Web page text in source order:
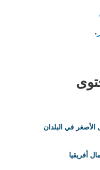
في البلدان